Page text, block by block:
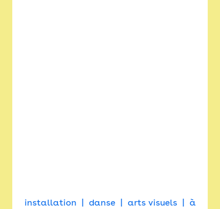
installation danse arts visuels
à